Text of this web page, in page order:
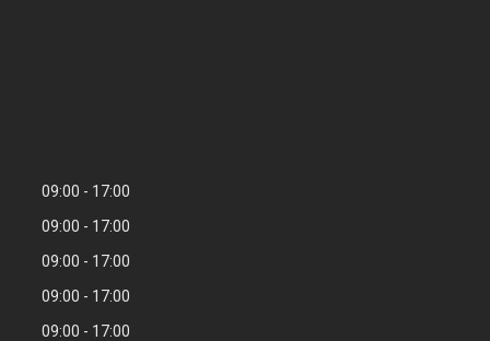
09:00
17:00
09:00
17:00
09:00
17:00
09:00
17:00
09:00
17:00